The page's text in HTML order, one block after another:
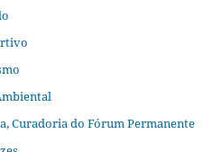
Curadoria do Fórum Permanente